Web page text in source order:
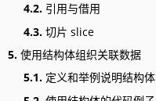
4.2. 引用与借用
4.3. 切片 slice
5. 使用结构体组织关联数据
5.1. 定义和举例说明结构体